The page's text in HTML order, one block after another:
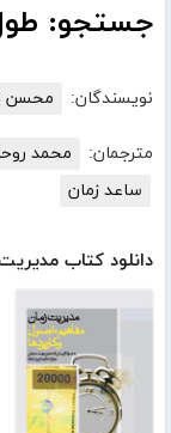
جستجو:
نویسندگان: محسن
مترجمان: محمد
ساعد زمان
دانلود کتاب